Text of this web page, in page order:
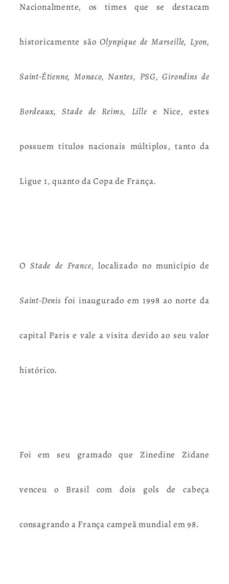
Nacionalmente, os times que se destacam
historicamente sãoOlynpique de Marseille, Lyon,
Saint-Étienne, Monaco, Nantes, PSG, Girondins de
Bordeaux, Stade de Reims, Lille e Nice, estes
possuem títulos nacionais múltiplos, tanto da
Ligue 1, quanto da Copa de França.
OStade de France, localizado no município de
Saint-Denis foi inaugurado em 1998 ao norte da
capital Paris e vale a visita devido ao seu valor
histórico.
Foi em seu gramado que Zinedine Zidane
venceu o Brasil com dois gols de cabeça
consagrando a França campeã mundial em 98.